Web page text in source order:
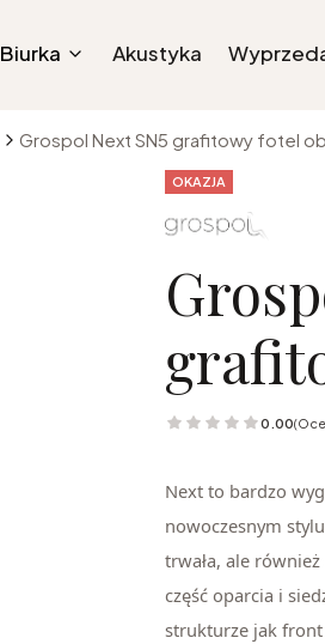
Biurka Akustyka
Grospol Next SN5 grafitowy fotel
Tagi produktu
OKAZJA
0.00
Next to bardzo
nowoczesnym
trwała, ale
część oparcia i
strukturze jak